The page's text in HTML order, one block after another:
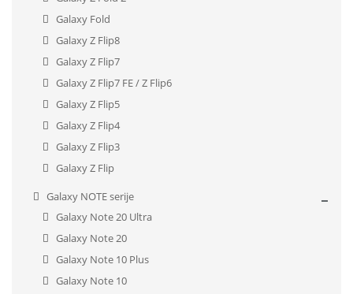
Galaxy Fold
Galaxy Z Flip8
Galaxy Z Flip7
Galaxy Z Flip7 FE / Z Flip6
Galaxy Z Flip5
Galaxy Z Flip4
Galaxy Z Flip3
Galaxy Z Flip
Galaxy NOTE serije
Galaxy Note 20 Ultra
Galaxy Note 20
Galaxy Note 10 Plus
Galaxy Note 10